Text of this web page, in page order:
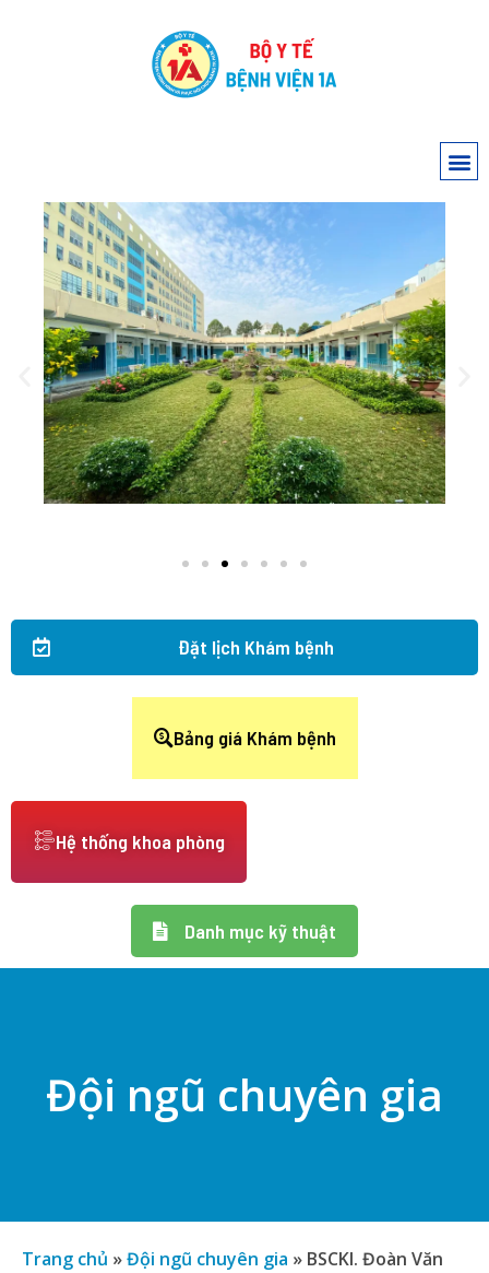
Đặt lịch Khám bệnh
Bảng giá Khám bệnh
Hệ thống khoa phòng
Danh mục kỹ thuật
Đội ngũ chuyên gia
Trang chủ »Đội ngũ chuyên gia » BSCKI. Đoàn Văn